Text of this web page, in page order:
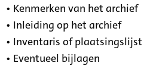
• Kenmerken van het archief
• Inleiding op het archief
• Inventaris of plaatsingslijst
• Eventueel bijlagen